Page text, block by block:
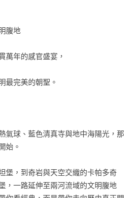
腹地
萬年的感官盛宴，
最完美的朝聖。
氣球、藍色清真寺與地中海陽光，那
始。
堡，到奇岩與天空交織的卡帕多奇
，一路延伸至兩河流域的文明腹地